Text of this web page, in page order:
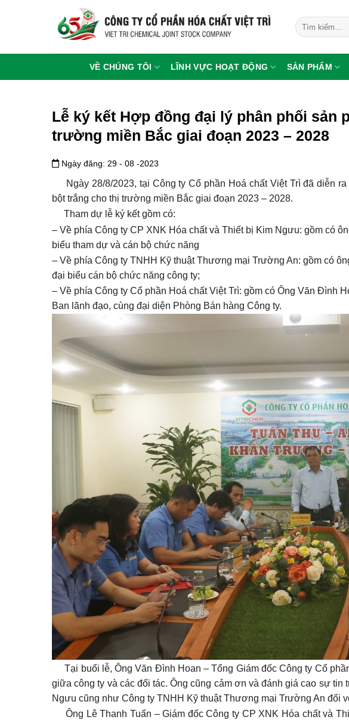
dung
Tìm
kiếm:
VỀ CHÚNG TÔI LĨNH VỰC HOẠT ĐỘNG SẢN PHẨM
Lễ ký kết Hợp đồng đại lý phân phối sản
trường miền Bắc giai đoạn 2023 – 2028
Ngày đăng: 29 - 08 -2023
Ngày 28/8/2023, tại Công ty Cổ phần Hoá chất Việt Trì đã diễn
bột trắng cho thị trường miền Bắc giai đoạn 2023 – 2028.
Tham dự lễ ký kết gồm có:
– Về phía Công ty CP XNK Hóa chất và Thiết bị Kim Ngưu: gồm có
biểu tham dự và cán bộ chức năng
– Về phía Công ty TNHH Kỹ thuật Thương mại Trường An: gồm có
đại biểu cán bộ chức năng công ty;
– Về phía Công ty Cổ phần Hoá chất Việt Trì: gồm có Ông Văn Đình
Ban lãnh đạo, cùng đại diện Phòng Bán hàng Công ty.
Tại buổi lễ, Ông Văn Đình Hoan – Tổng Giám đốc Công ty Cổ
giữa công ty và các đối tác. Ông cũng cảm ơn và đánh giá cao sự
Ngưu cũng như Công ty TNHH Kỹ thuật Thương mại Trường An đối
Ông Lê Thanh Tuấn – Giám đốc Công ty CP XNK Hóa chất và